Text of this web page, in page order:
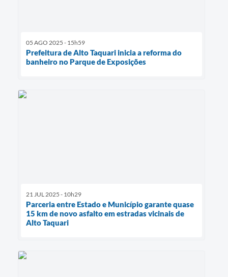
05 AGO 2025 - 15h59
Prefeitura de Alto Taquari inicia a reforma do
banheiro no Parque de Exposições
21 JUL 2025 - 10h29
Parceria entre Estado e Município garante quase
15 km de novo asfalto em estradas vicinais de
Alto Taquari